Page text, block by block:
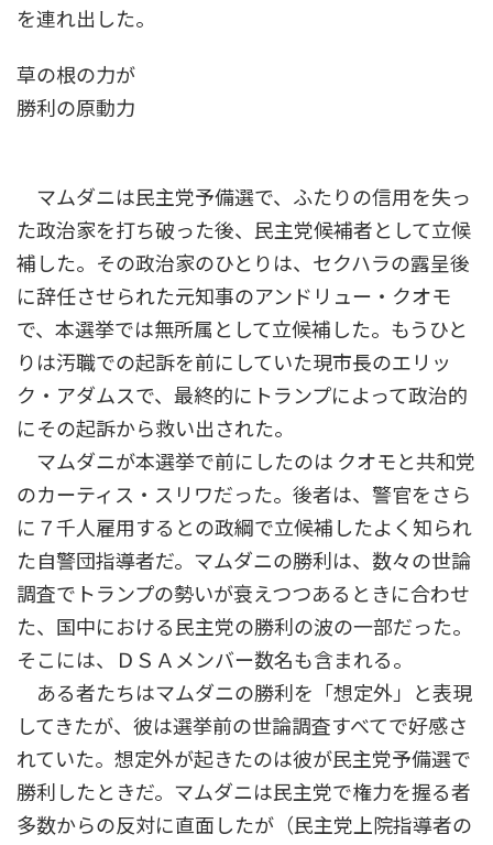
を連れ出した。
草の根の力が
勝利の原動力
マムダニは民主党予備選で、ふたりの信用を失っ
た政治家を打ち破った後、民主党候補者として立候
補した。その政治家のひとりは、セクハラの露呈後
に辞任させられた元知事のアンドリュー・クオモ
で、本選挙では無所属として立候補した。もうひと
りは汚職での起訴を前にしていた現市長のエリッ
ク・アダムスで、最終的にトランプによって政治的
にその起訴から救い出された。
マムダニが本選挙で前にしたのは クオモと共和党
のカーティス・スリワだった。後者は、警官をさら
に７千人雇用するとの政綱で立候補したよく知られ
た自警団指導者だ。マムダニの勝利は、数々の世論
調査でトランプの勢いが衰えつつあるときに合わせ
た、国中における民主党の勝利の波の一部だった。
そこには、ＤＳＡメンバー数名も含まれる。
ある者たちはマムダニの勝利を「想定外」と表現
してきたが、彼は選挙前の世論調査すべてで好感さ
れていた。想定外が起きたのは彼が民主党予備選で
勝利したときだ。マムダニは民主党で権力を握る者
多数からの反対に直面したが（民主党上院指導者の